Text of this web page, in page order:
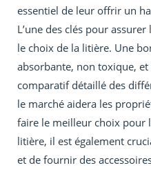
essentiel de leur offrir un
L’une des clés pour
le choix de la litière. Une
absorbante, non toxique, et
comparatif détaillé des
le marché aidera les
faire le meilleur choix pour
litière, il est également
et de fournir des